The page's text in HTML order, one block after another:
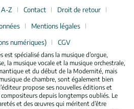
Z Contact
Droit de retour
Mentions légales
numériques)
CGV
spécialisé dans la musique d’orgue,
la musique vocale et la musique orchestrale,
et du début de la Modernité, mais
de chambre, sont également bien
propose ses nouvelles éditions et
depuis longtemps oubliés. Le
et des œuvres qui méritent d’être